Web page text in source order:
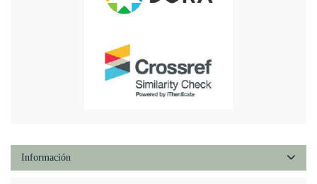
Información